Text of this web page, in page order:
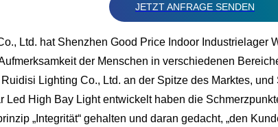
JETZT ANFRAGE SENDEN
Ltd. hat Shenzhen Good Price Indoor Industrielager
der Menschen in verschiedenen
Lighting Co., Ltd. an der Spitze des Marktes,
High Bay Light entwickelt haben die
„Integrität“ gehalten und daran gedacht, „den